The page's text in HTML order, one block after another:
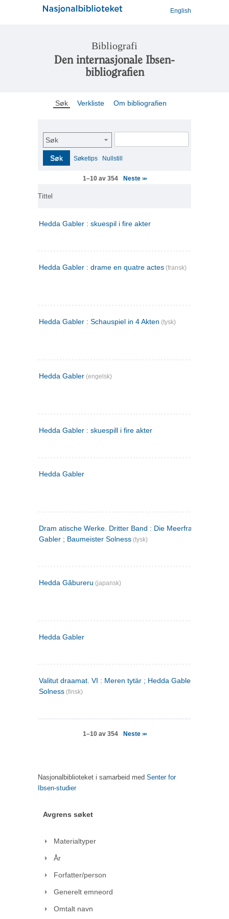
English
Bibliografi
Den internasjonale Ibsen-
bibliografien
Søk Verkliste Om bibliografien
Søk
Søk Søketips Nullstill
1–10 av 354 Neste >>
Tittel
Hedda Gabler : skuespil i fire akter
Hedda Gabler : drame en quatre actes (fransk)
Hedda Gabler : Schauspiel in 4 Akten (tysk)
Hedda Gabler (engelsk)
Hedda Gabler : skuespill i fire akter
Hedda Gabler
Dram atische Werke. Dritter Band : Die Meerfrau ; Hedda
Gabler ; Baumeister Solness (tysk)
Hedda Gâbureru (japansk)
Hedda Gabler
Valitut draamat. VI : Meren tytär ; Hedda Gabler ;
Solness (finsk)
1–10 av 354 Neste >>
Nasjonalbiblioteket i samarbeid med Senter for
Ibsen-studier
Avgrens søket
Materialtyper
År
Forfatter/person
Generelt emneord
Omtalt navn